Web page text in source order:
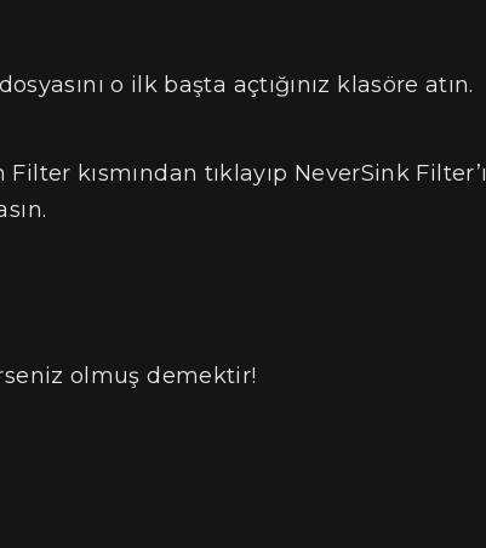
o ilk başta açtığınız klasöre atın.
kısmından tıklayıp NeverSink Filter’ı
olmuş demektir!